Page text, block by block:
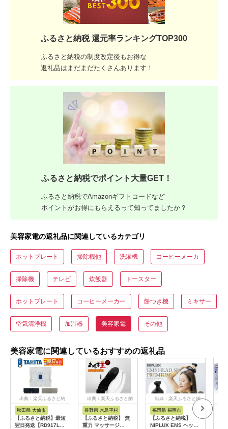
ふるさと納税 還元率ランキングTOP300
ふるさと納税の制度改定後もお得な
返礼品はまだまだたくさんあります！
ふるさと納税でポイント大量GET！
ふるさと納税でAmazonギフトコードなど
ポイントがお得にもらえるって知ってましたか？
美容家電の返礼品に関連しているカテゴリ
ホットプレート 掃除機他 洗濯機 コーヒーメーカ
掃除機 テレビ 炊飯器 トースター
ホットプレート コーヒーメーカー 餅つき機 ミキサー
空気清浄機 加湿器 美容家電 その他
美容家電に関連しているおすすめの返礼品
出典：楽天ふるさと納
秋田県 大仙市
【ふるさと納税】最短
翌日発送【RD917L】
出典：楽天ふるさと納
長野県 木島平村
【ふるさと納税】 無
重力 マッサージ
出典：楽天ふるさと納
福岡県 福岡市
【ふるさと納税】
NIPLUX EMS ヘッ